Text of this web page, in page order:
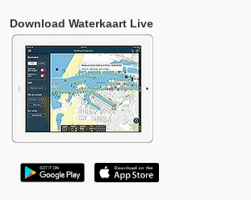
Download Waterkaart Live